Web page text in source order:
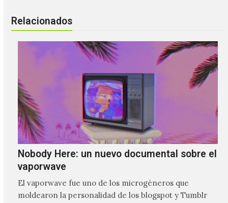
Relacionados
Nobody Here: un nuevo documental sobre el
vaporwave
El vaporwave fue uno de los microgéneros que
moldearon la personalidad de los blogspot y Tumblr